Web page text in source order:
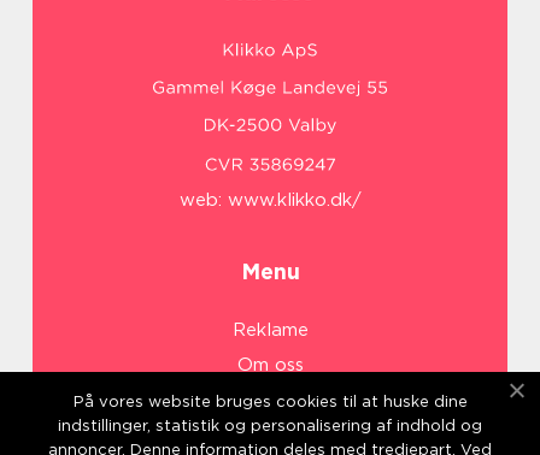
web: www.klikko.dk/
Menu
Reklame
Om oss
Cookies
Kontakt Oss
På vores website bruges cookies til at huske dine
indstillinger, statistik og personalisering af indhold og
annoncer. Denne information deles med tredjepart. Ved